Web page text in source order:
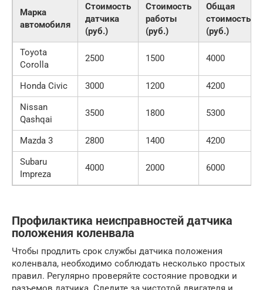
Марка
автомобиля
Стоимость
датчика
(руб.)
Стоимость
работы
(руб.)
Общая
стоимость
(руб.)
Toyota
Corolla
2500 1500 4000
Honda Civic 3000 1200
4200
Nissan
Qashqai
3500 1800 5300
Mazda 3 2800 1400
4200
Subaru
Impreza
4000 2000 6000
Профилактика неисправностей датчика
положения коленвала
Чтобы продлить срок службы датчика положения
коленвала, необходимо соблюдать несколько простых
правил. Регулярно проверяйте состояние проводки и